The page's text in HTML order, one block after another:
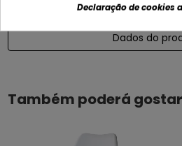
Dados do
Também poderá gostar
Declaração de cookies